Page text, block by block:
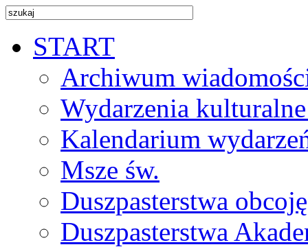
START
Archiwum
Wydarzenia
Kalendarium
Msze św.
Duszpasterstwa
Duszpasterstwa